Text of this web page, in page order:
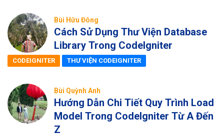
Bùi Hữu Đông
Cách Sử Dụng Thư Viện Database
Library Trong CodeIgniter
CODEIGNITER THƯ VIỆN CODEIGNITER
Bùi Quỳnh Anh
Hướng Dẫn Chi Tiết Quy Trình Load
Model Trong CodeIgniter Từ A Đến
Z